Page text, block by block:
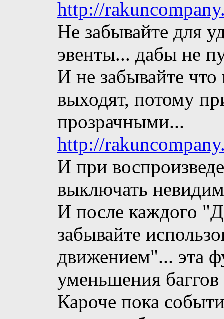
http://
Не забывайте для
эвенты... дабы не
И не забывайте что
выходят, потому
прозрачными...
http://
И при
выключать
И после каждого
забывайте
движением"... эта
уменьшения
Кароче пока